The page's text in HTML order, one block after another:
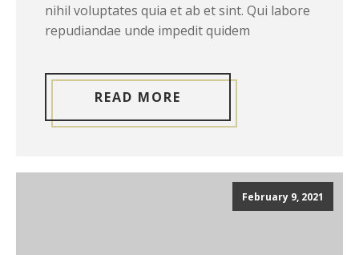
nihil voluptates quia et ab et sint. Qui labore
repudiandae unde impedit quidem
READ MORE
February 9, 2021